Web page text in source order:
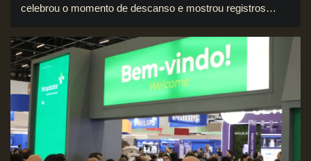
celebrou o momento de descanso e mostrou registros…